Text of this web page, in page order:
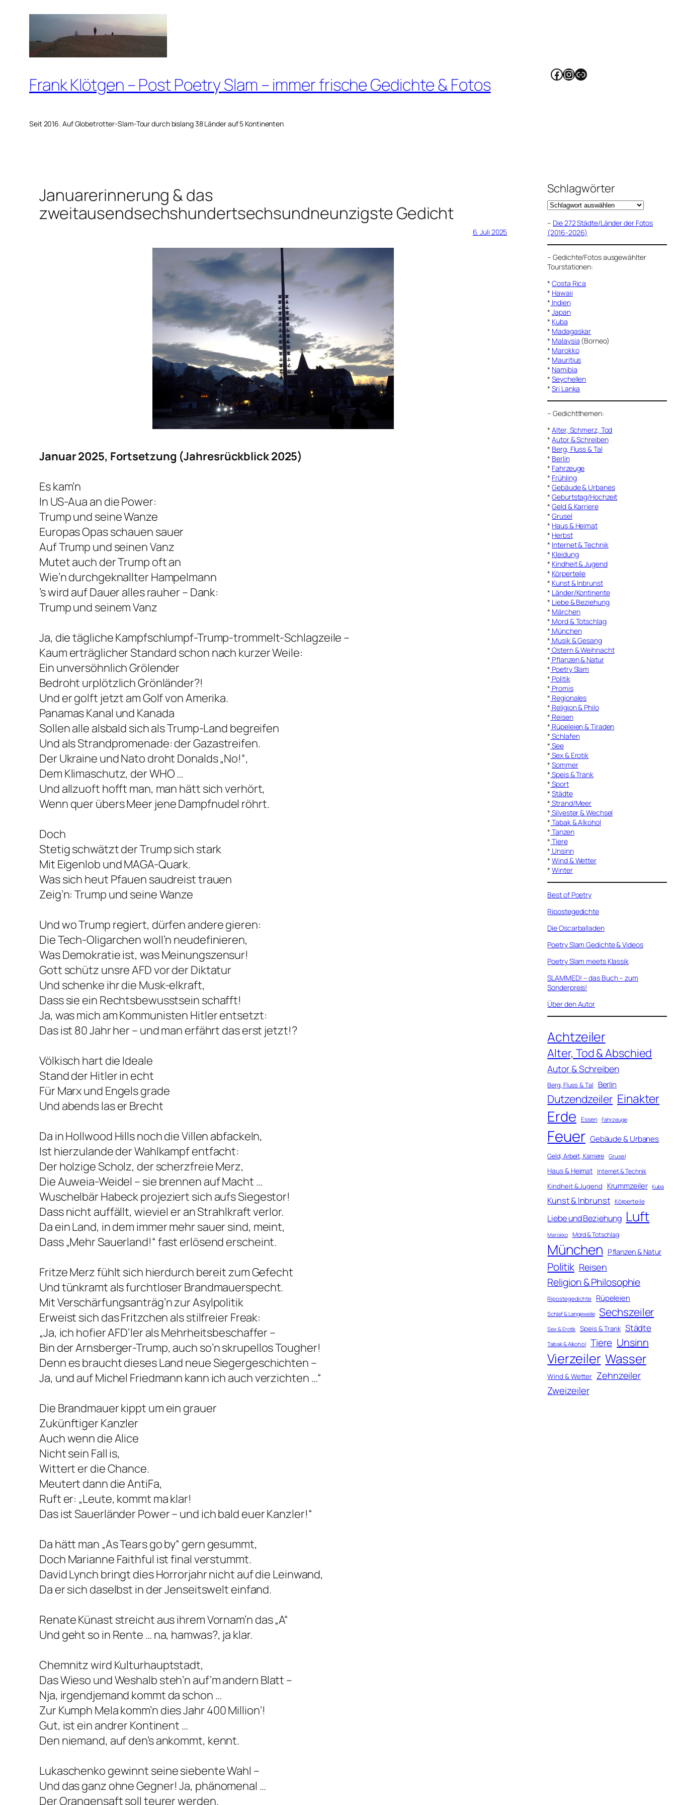
springen
Frank Klötgen – Post Poetry Slam – immer frische Gedichte & Fotos
Seit 2016. Auf Globetrotter-Slam-Tour durch bislang 38 Länder auf 5 Kontinenten
Facebook
Instagram
Link
Januarerinnerung & das
zweitausendsechshundertsechsundneunzigste Gedicht
6. Juli 2025
Januar 2025, Fortsetzung (Jahresrückblick 2025)
Es kam’n
In US-Aua an die Power:
Trump und seine Wanze
Europas Opas schauen sauer
Auf Trump und seinen Vanz
Mutet auch der Trump oft an
Wie’n durchgeknallter Hampelmann
’s wird auf Dauer alles rauher – Dank:
Trump und seinem Vanz
Ja, die tägliche Kampfschlumpf-Trump-trommelt-Schlagzeile –
Kaum erträglicher Standard schon nach kurzer Weile:
Ein unversöhnlich Grölender
Bedroht urplötzlich Grönländer?!
Und er golft jetzt am Golf von Amerika.
Panamas Kanal und Kanada
Sollen alle alsbald sich als Trump-Land begreifen
Und als Strandpromenade: der Gazastreifen.
Der Ukraine und Nato droht Donalds „No!“,
Dem Klimaschutz, der WHO …
Und allzuoft hofft man, man hätt sich verhört,
Wenn quer übers Meer jene Dampfnudel röhrt.
Doch
Stetig schwätzt der Trump sich stark
Mit Eigenlob und MAGA-Quark.
Was sich heut Pfauen saudreist trauen
Zeig’n: Trump und seine Wanze
Und wo Trump regiert, dürfen andere gieren:
Die Tech-Oligarchen woll’n neudefinieren,
Was Demokratie ist, was Meinungszensur!
Gott schütz unsre AFD vor der Diktatur
Und schenke ihr die Musk-elkraft,
Dass sie ein Rechtsbewusstsein schafft!
Ja, was mich am Kommunisten Hitler entsetzt:
Das ist 80 Jahr her – und man erfährt das erst jetzt!?
Völkisch hart die Ideale
Stand der Hitler in echt
Für Marx und Engels grade
Und abends las er Brecht
Da in Hollwood Hills noch die Villen abfackeln,
Ist hierzulande der Wahlkampf entfacht:
Der holzige Scholz, der scherzfreie Merz,
Die Auweia-Weidel – sie brennen auf Macht …
Wuschelbär Habeck projeziert sich aufs Siegestor!
Dass nicht auffällt, wieviel er an Strahlkraft verlor.
Da ein Land, in dem immer mehr sauer sind, meint,
Dass „Mehr Sauerland!“ fast erlösend erscheint.
Fritze Merz fühlt sich hierdurch bereit zum Gefecht
Und tünkramt als furchtloser Brandmauerspecht.
Mit Verschärfungsanträg’n zur Asylpolitik
Erweist sich das Fritzchen als stilfreier Freak:
„Ja, ich hofier AFD’ler als Mehrheitsbeschaffer –
Bin der Arnsberger-Trump, auch so’n skrupellos Tougher!
Denn es braucht dieses Land neue Siegergeschichten –
Ja, und auf Michel Friedmann kann ich auch verzichten …“
Die Brandmauer kippt um ein grauer
Zukünftiger Kanzler
Auch wenn die Alice
Nicht sein Fall is,
Wittert er die Chance.
Meutert dann die AntiFa,
Ruft er: „Leute, kommt ma klar!
Das ist Sauerländer Power – und ich bald euer Kanzler!“
Da hätt man „As Tears go by“ gern gesummt,
Doch Marianne Faithful ist final verstummt.
David Lynch bringt dies Horrorjahr nicht auf die Leinwand,
Da er sich daselbst in der Jenseitswelt einfand.
Renate Künast streicht aus ihrem Vornam’n das „A“
Und geht so in Rente … na, hamwas?, ja klar.
Chemnitz wird Kulturhauptstadt,
Das Wieso und Weshalb steh’n auf’m andern Blatt –
Nja, irgendjemand kommt da schon …
Zur Kumph Mela komm’n dies Jahr 400 Million‘!
Gut, ist ein andrer Kontinent …
Den niemand, auf den’s ankommt, kennt.
Lukaschenko gewinnt seine siebente Wahl –
Und das ganz ohne Gegner! Ja, phänomenal …
Der Orangensaft soll teurer werden.
Schlagwörter
– Die 272 Städte/Länder der Fotos
(2016-2026)
–Gedichte/Fotos ausgewählter
Tourstationen:
*Costa Rica
* Hawaii
* Indien
*Japan
* Kuba
* Madagaskar
* Malaysia (Borneo)
* Marokko
* Mauritius
* Namibia
*Seychellen
*Sri Lanka
–Gedichtthemen:
*Alter, Schmerz, Tod
*Autor & Schreiben
* Berg, Fluss & Tal
* Berlin
* Fahrzeuge
* Frühling
*Gebäude & Urbanes
*Geburtstag/Hochzeit
*Geld & Karriere
*Grusel
* Haus & Heimat
* Herbst
* Internet & Technik
* Kleidung
* Kindheit & Jugend
* Körperteile
* Kunst & Inbrunst
* Länder/Kontinente
* Liebe & Beziehung
* Märchen
* Mord & Totschlag
* München
* Musik & Gesang
* Ostern & Weihnacht
* Pflanzen & Natur
* Poetry Slam
* Politik
* Promis
* Regionales
* Religion & Philo
* Reisen
* Rüpeleien & Tiraden
* Schlafen
* See
* Sex & Erotik
*Sommer
* Speis & Trank
* Sport
*Städte
* Strand/Meer
* Silvester & Wechsel
* Tabak & Alkohol
* Tanzen
* Tiere
* Unsinn
*Wind & Wetter
*Winter
Best of Poetry
Ripostegedichte
Die Oscarballaden
Poetry Slam Gedichte & Videos
Poetry Slam meets Klassik
SLAMMED! – das Buch – zum
Sonderpreis!
Über den Autor
Achtzeiler
Alter, Tod & Abschied
Autor & Schreiben
Berg, Fluss & Tal Berlin
Dutzendzeiler Einakter
Erde Essen Fahrzeuge
Feuer Gebäude & Urbanes
Geld, Arbeit, Karriere Grusel
Haus & Heimat Internet & Technik
Kindheit & Jugend Krummzeiler Kuba
Kunst & Inbrunst Körperteile
Liebe und Beziehung Luft
Marokko Mord & Totschlag
München Pflanzen & Natur
Politik Reisen
Religion & Philosophie
Ripostegedichte Rüpeleien
Schlaf & Langeweile Sechszeiler
Sex & Erotik Speis & Trank Städte
Tabak & Alkohol Tiere Unsinn
Vierzeiler Wasser
Wind & Wetter Zehnzeiler
Zweizeiler